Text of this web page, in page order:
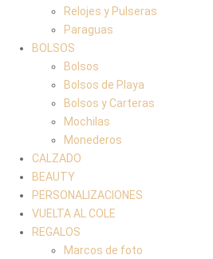
Relojes y Pulseras
Paraguas
BOLSOS
Bolsos
Bolsos de Playa
Bolsos y Carteras
Mochilas
Monederos
CALZADO
BEAUTY
PERSONALIZACIONES
VUELTA AL COLE
REGALOS
Marcos de foto